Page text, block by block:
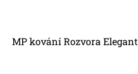
MP kování Rozvora Elegant